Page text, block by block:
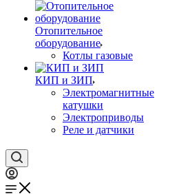
Отопительное
оборудование
Котлы газовые
КИП и ЗИП
Электромагнитные
катушки
Электроприводы
Реле и датчики